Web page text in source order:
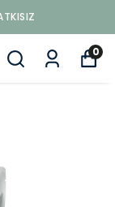
0